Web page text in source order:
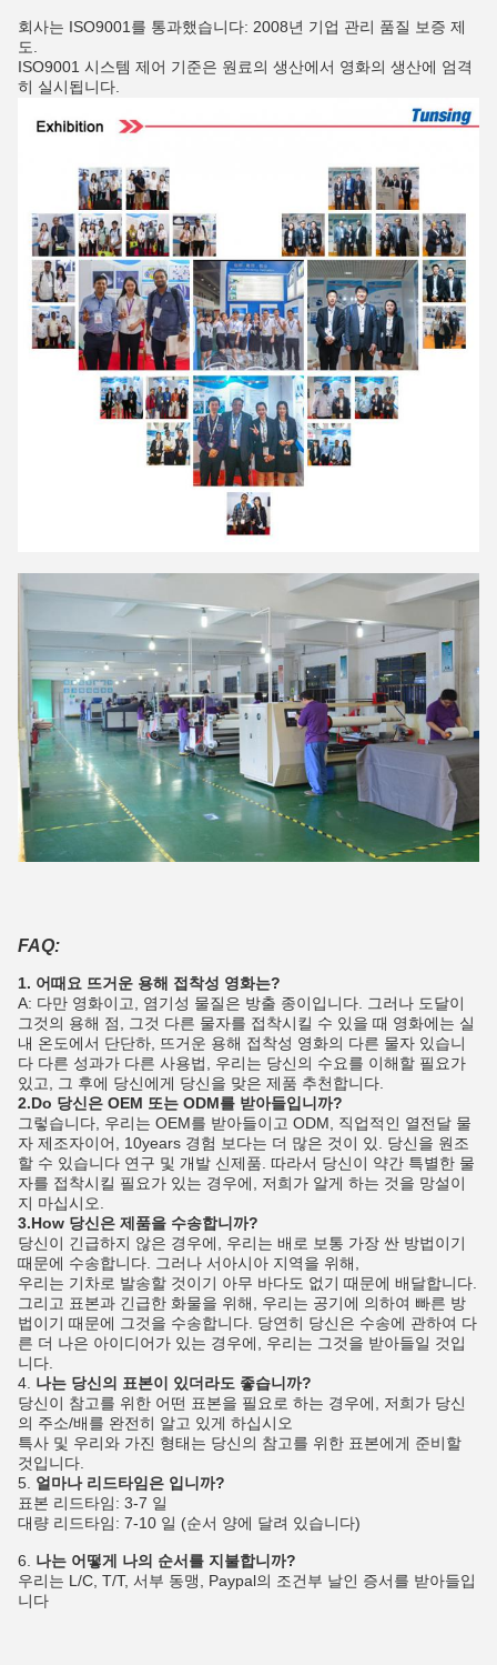
회사는 ISO9001를 통과했습니다: 2008년 기업 관리 품질 보증 제
도.
ISO9001 시스템 제어 기준은 원료의 생산에서 영화의 생산에 엄격
히 실시됩니다.
FAQ:
1. 어때요 뜨거운 용해 접착성 영화는?
A: 다만 영화이고, 염기성 물질은 방출 종이입니다. 그러나 도달이
그것의 용해 점, 그것 다른 물자를 접착시킬 수 있을 때 영화에는 실
내 온도에서 단단하, 뜨거운 용해 접착성 영화의 다른 물자 있습니
다 다른 성과가 다른 사용법, 우리는 당신의 수요를 이해할 필요가
있고, 그 후에 당신에게 당신을 맞은 제품 추천합니다.
2.Do 당신은 OEM 또는 ODM를 받아들입니까?
그렇습니다, 우리는 OEM를 받아들이고 ODM, 직업적인 열전달 물
자 제조자이어, 10years 경험 보다는 더 많은 것이 있. 당신을 원조
할 수 있습니다 연구 및 개발 신제품. 따라서 당신이 약간 특별한 물
자를 접착시킬 필요가 있는 경우에, 저희가 알게 하는 것을 망설이
지 마십시오.
3.How 당신은 제품을 수송합니까?
당신이 긴급하지 않은 경우에, 우리는 배로 보통 가장 싼 방법이기
때문에 수송합니다. 그러나 서아시아 지역을 위해,
우리는 기차로 발송할 것이기 아무 바다도 없기 때문에 배달합니다.
그리고 표본과 긴급한 화물을 위해, 우리는 공기에 의하여 빠른 방
법이기 때문에 그것을 수송합니다. 당연히 당신은 수송에 관하여 다
른 더 나은 아이디어가 있는 경우에, 우리는 그것을 받아들일 것입
니다.
4. 나는 당신의 표본이 있더라도 좋습니까?
당신이 참고를 위한 어떤 표본을 필요로 하는 경우에, 저희가 당신
의 주소/배를 완전히 알고 있게 하십시오
특사 및 우리와 가진 형태는 당신의 참고를 위한 표본에게 준비할
것입니다.
5. 얼마나 리드타임은 입니까?
표본 리드타임: 3-7 일
대량 리드타임: 7-10 일 (순서 양에 달려 있습니다)
6. 나는 어떻게 나의 순서를 지불합니까?
우리는 L/C, T/T, 서부 동맹, Paypal의 조건부 날인 증서를 받아들입
니다